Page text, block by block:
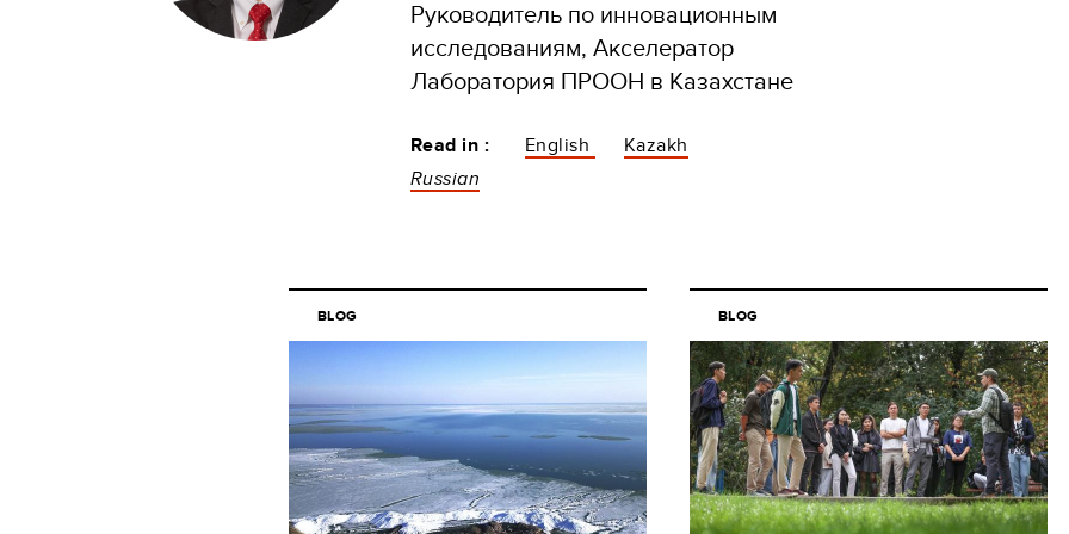
Руководитель по инновационным
исследованиям, Акселератор
Лаборатория ПРООН в Казахстане
Read in : English
Kazakh
Russian
BLOG BLOG